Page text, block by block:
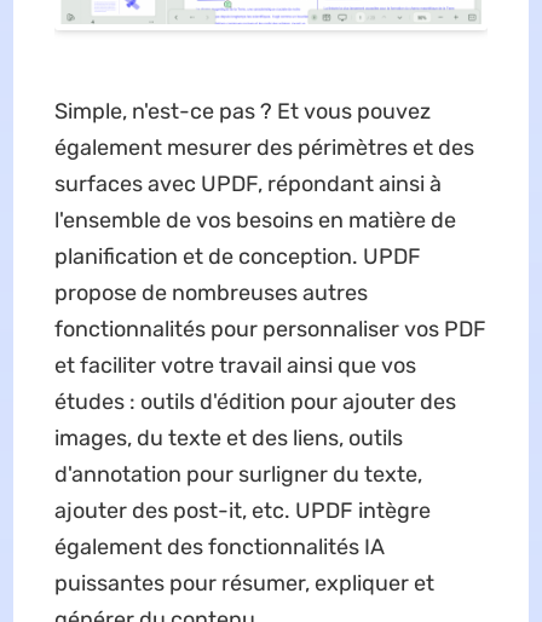
Simple, n'est-ce pas ? Et vous pouvez
également mesurer des périmètres et des
surfaces avec UPDF, répondant ainsi à
l'ensemble de vos besoins en matière de
planification et de conception. UPDF
propose de nombreuses autres
fonctionnalités pour personnaliser vos PDF
et faciliter votre travail ainsi que vos
études : outils d'édition pour ajouter des
images, du texte et des liens, outils
d'annotation pour surligner du texte,
ajouter des post-it, etc. UPDF intègre
également des fonctionnalités IA
puissantes pour résumer, expliquer et